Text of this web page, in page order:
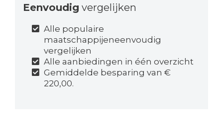
Eenvoudig vergelijken
Alle populaire
maatschappijeneenvoudig
vergelijken
Alle aanbiedingen in één overzicht
Gemiddelde besparing van €
220,00.